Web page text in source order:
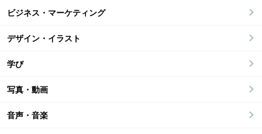
ビジネス・マーケティング
デザイン・イラスト
学び
写真・動画
音声・音楽